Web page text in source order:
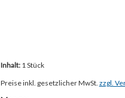
Inhalt:1 Stück
Preise inkl. gesetzlicher MwSt. zzgl.